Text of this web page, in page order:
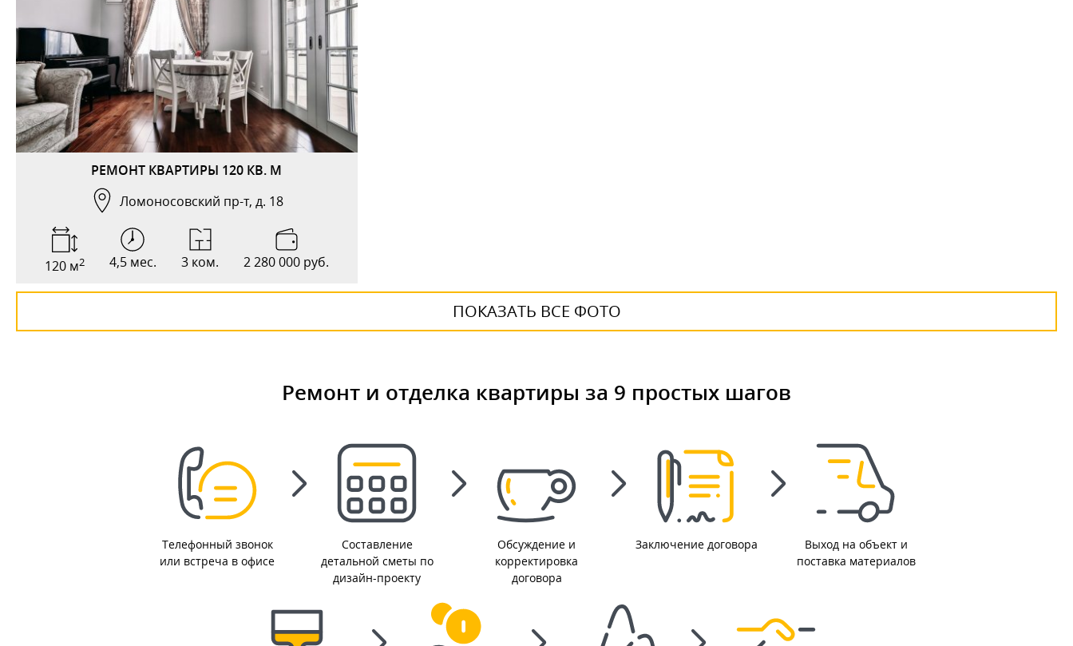
РЕМОНТ КВАРТИРЫ 120 КВ. М
Ломоносовский пр-т, д. 18
120 м2 4,5 мес. 3 ком. 2 280 000 руб.
ПОКАЗАТЬ ВСЕ ФОТО
Ремонт и отделка квартиры за 9 простых шагов
Телефонный звонок
или встреча в офисе
Составление
детальной сметы по
дизайн-проекту
Обсуждение и
корректировка
договора
Заключение договора
Выход на объект и
поставка материалов